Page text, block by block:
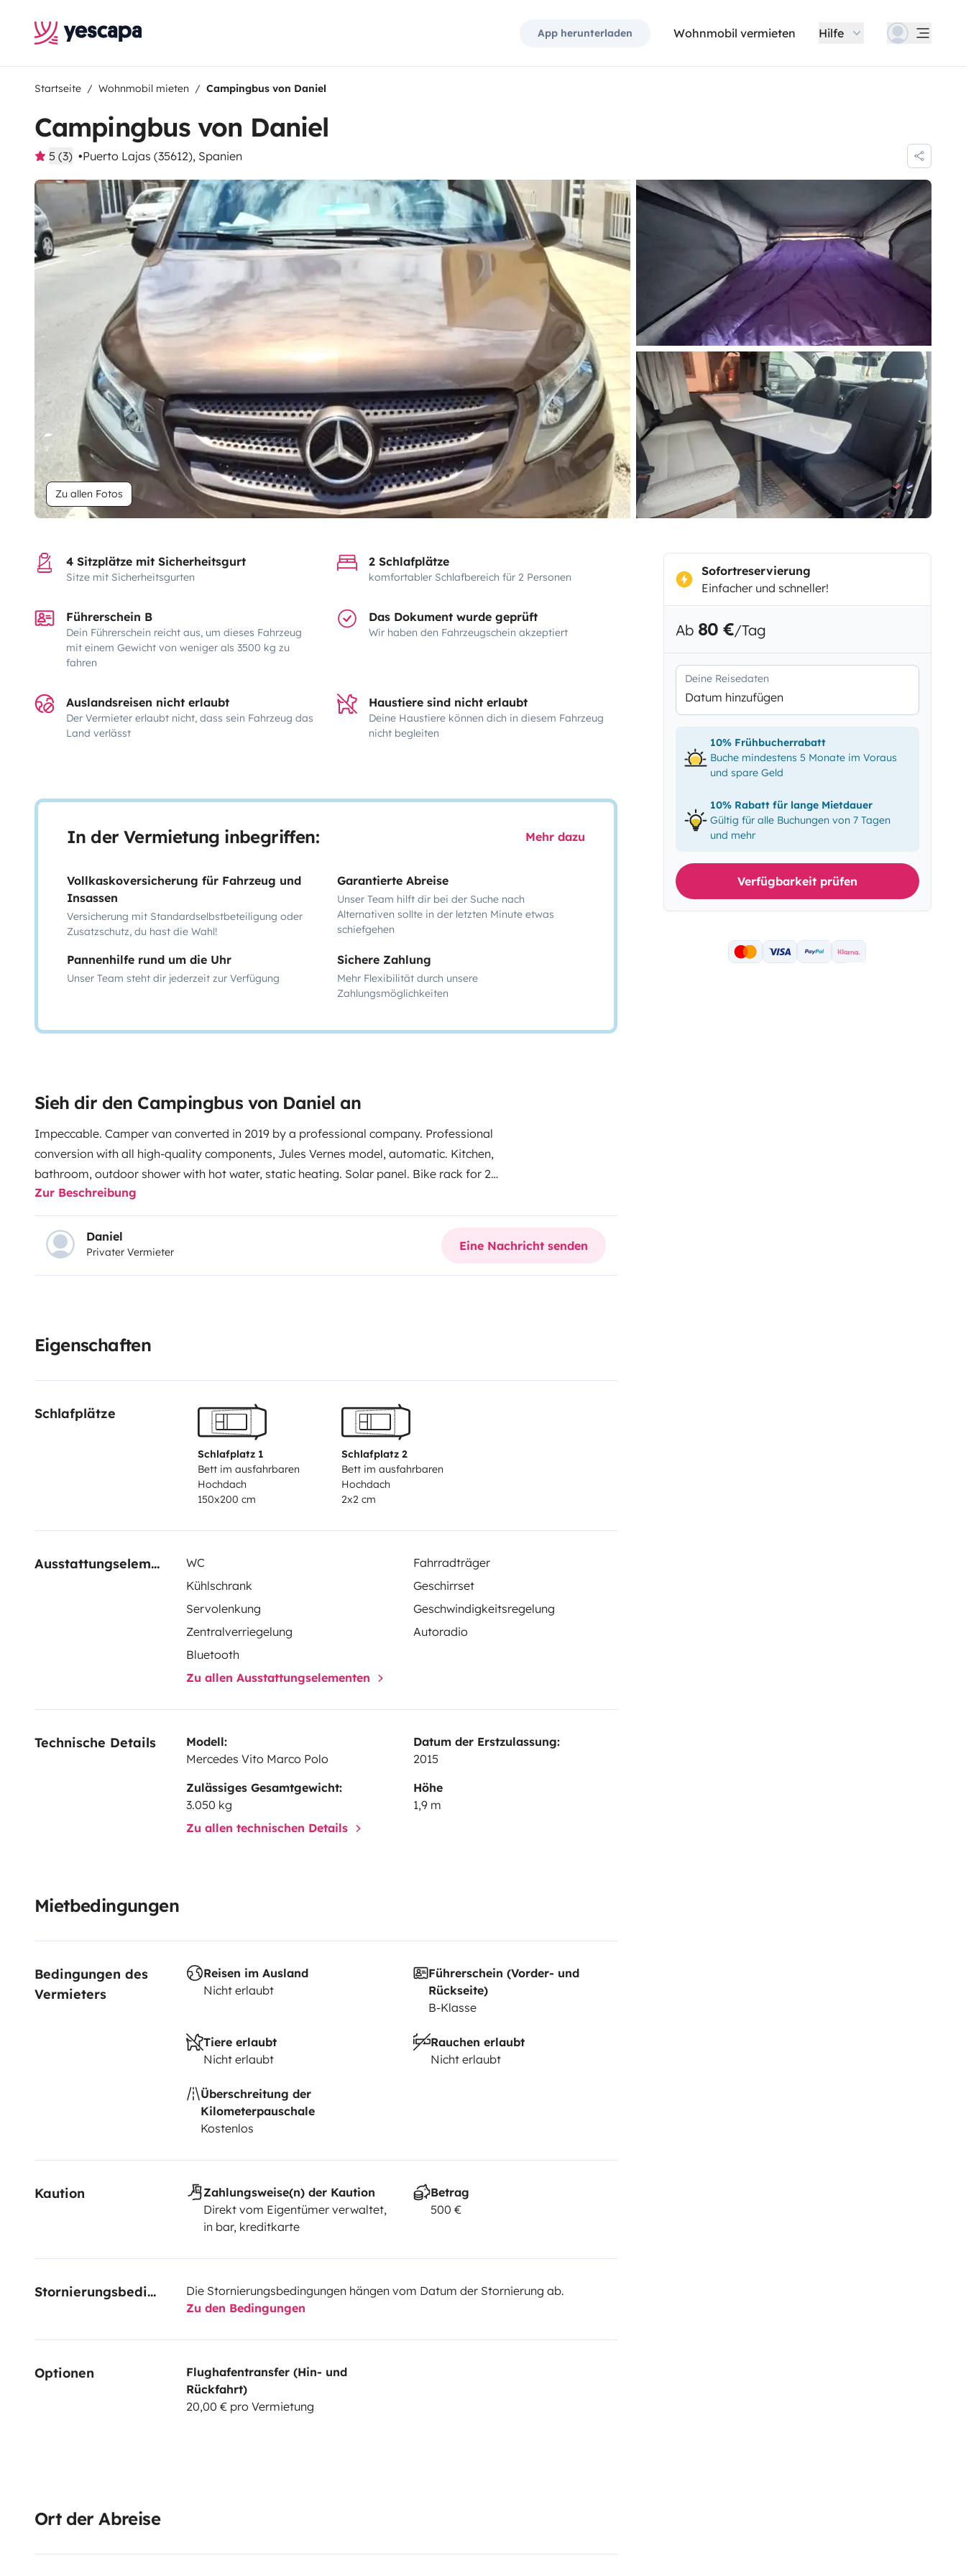
App herunterladen Wohnmobil vermieten Hilfe
Startseite Wohnmobil mieten Campingbus von Daniel
Campingbus von Daniel
5 (3) Puerto Lajas (35612), Spanien
Zu allen Fotos
4 Sitzplätze mit Sicherheitsgurt
Sitze mit Sicherheitsgurten
2 Schlafplätze
komfortabler Schlafbereich für 2 Personen
Führerschein B
Dein Führerschein reicht aus, um dieses Fahrzeug
mit einem Gewicht von weniger als 3500 kg zu
fahren
Das Dokument wurde geprüft
Wir haben den Fahrzeugschein akzeptiert
Auslandsreisen nicht erlaubt
Der Vermieter erlaubt nicht, dass sein Fahrzeug das
Land verlässt
Haustiere sind nicht erlaubt
Deine Haustiere können dich in diesem Fahrzeug
nicht begleiten
In der Vermietung inbegriffen: Mehr dazu
Vollkaskoversicherung für Fahrzeug und
Insassen
Versicherung mit Standardselbstbeteiligung oder
Zusatzschutz, du hast die Wahl!
Garantierte Abreise
Unser Team hilft dir bei der Suche nach
Alternativen sollte in der letzten Minute etwas
schiefgehen
Pannenhilfe rund um die Uhr
Unser Team steht dir jederzeit zur Verfügung
Sichere Zahlung
Mehr Flexibilität durch unsere
Zahlungsmöglichkeiten
Sieh dir den Campingbus von Daniel an
Impeccable. Camper van converted in 2019 by a professional company. Professional
conversion with all high-quality components, Jules Vernes model, automatic. Kitchen,
bathroom, outdoor shower with hot water, static heating. Solar panel. Bike rack for 2
bikes. Dometic fridge, LED lights throughout the interior, swivel seats, lift-up bed,
television. Exterior awning. Kitchen. Bathroom.
Zur Beschreibung
Daniel
Privater Vermieter Eine Nachricht senden
Eigenschaften
Schlafplätze
Schlafplatz 1
Bett im ausfahrbaren
Hochdach
150x200 cm
Schlafplatz 2
Bett im ausfahrbaren
Hochdach
2x2 cm
Ausstattungselemente WC
Fahrradträger
Kühlschrank
Geschirrset
Servolenkung
Geschwindigkeitsregelung
Zentralverriegelung
Autoradio
Bluetooth
Zu allen Ausstattungselementen
Technische Details
Modell:
Mercedes Vito Marco Polo
Datum der Erstzulassung:
2015
Zulässiges Gesamtgewicht:
3.050 kg
Höhe
1,9 m
Zu allen technischen Details
Mietbedingungen
Bedingungen des
Vermieters
Reisen im Ausland
Nicht erlaubt
Führerschein (Vorder- und
Rückseite)
B-Klasse
Tiere erlaubt
Nicht erlaubt
Rauchen erlaubt
Nicht erlaubt
Überschreitung der
Kilometerpauschale
Kostenlos
Kaution
Zahlungsweise(n) der Kaution
Direkt vom Eigentümer verwaltet,
in bar, kreditkarte
Betrag
500 €
Stornierungsbedingungen
Die Stornierungsbedingungen hängen vom Datum der Stornierung ab.
Zu den Bedingungen
Optionen
Flughafentransfer (Hin- und
Rückfahrt)
20,00 € pro Vermietung
Ort der Abreise
Sofortreservierung
Einfacher und schneller!
Ab 80 €/Tag
Deine Reisedaten
Datum hinzufügen
10% Frühbucherrabatt
Buche mindestens 5 Monate im Voraus
und spare Geld
10% Rabatt für lange Mietdauer
Gültig für alle Buchungen von 7 Tagen
und mehr
Verfügbarkeit prüfen